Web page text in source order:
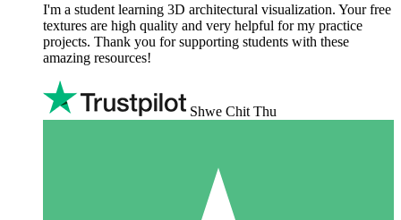
I'm a student learning 3D architectural visualization. Your free
textures are high quality and very helpful for my practice
projects. Thank you for supporting students with these
amazing resources!
Shwe Chit Thu